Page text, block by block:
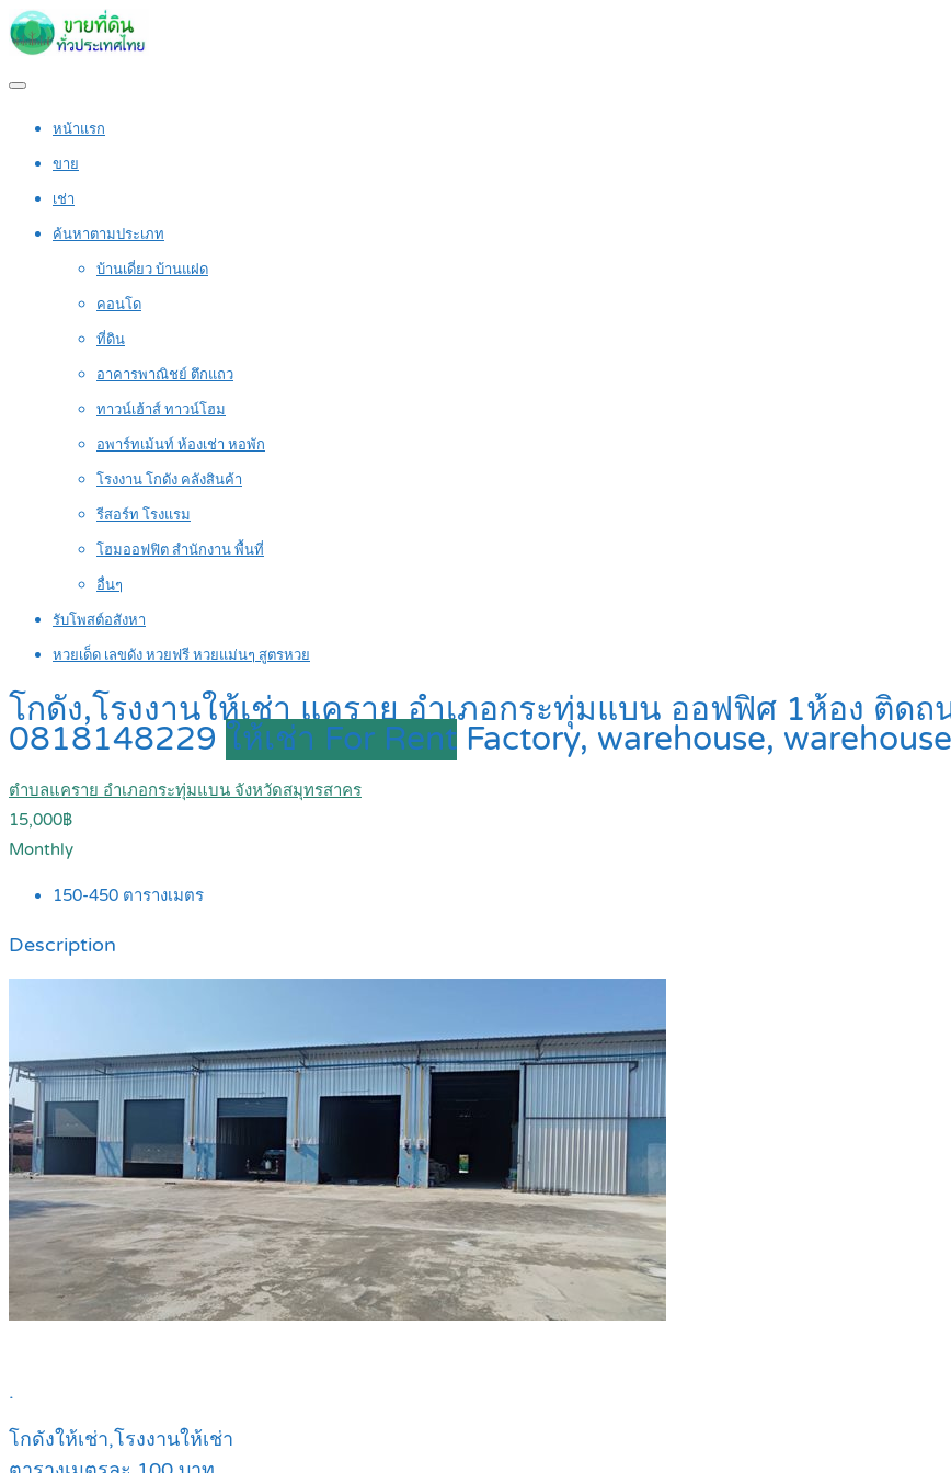
หน้าแรก
ขาย
เช่า
ค้นหาตามประเภท
บ้านเดี่ยว บ้านแฝด
คอนโด
ที่ดิน
อาคารพาณิชย์ ตึกแถว
ทาวน์เฮ้าส์ ทาวน์โฮม
อพาร์ทเม้นท์ ห้องเช่า หอพัก
โรงงาน โกดัง คลังสินค้า
รีสอร์ท โรงแรม
โฮมออฟฟิต สำนักงาน พื้นที่
อื่นๆ
รับโพสต์อสังหา
หวยเด็ด เลขดัง หวยฟรี หวยแม่นๆ สูตรหวย
โกดัง,โรงงานให้เช่า แคราย อำเภอกระทุ่มแบน ออฟฟิศ 1ห้อง ติด
0818148229 ให้เช่า For Rent Factory, warehouse, warehouse
ตำบลแคราย อำเภอกระทุ่มแบน จังหวัดสมุทรสาคร
15,000฿
Monthly
150-450 ตารางเมตร
Description
.
โกดังให้เช่า,โรงงานให้เช่า